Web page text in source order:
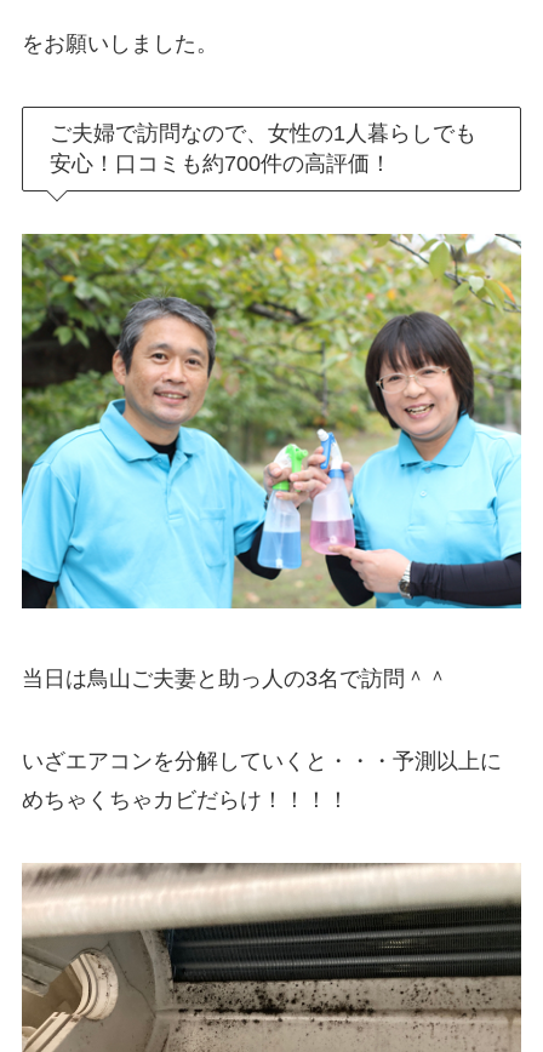
をお願いしました。
ご夫婦で訪問なので、女性の1人暮らしでも
安心！口コミも約700件の高評価！
当日は鳥山ご夫妻と助っ人の3名で訪問＾＾
いざエアコンを分解していくと・・・予測以上に
めちゃくちゃカビだらけ！！！！